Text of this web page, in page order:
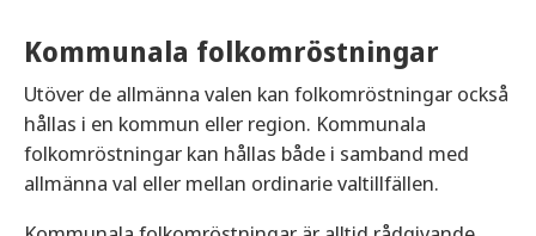
Kommunala folkomröstningar
Utöver de allmänna valen kan folkomröstningar också
hållas i en kommun eller region. Kommunala
folkomröstningar kan hållas både i samband med
allmänna val eller mellan ordinarie valtillfällen.